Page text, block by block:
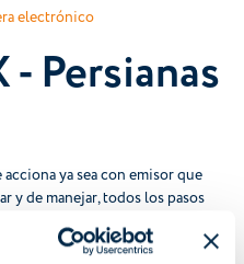
electrónico
Persianas
ya sea con emisor que
y de manejar, todos los pasos